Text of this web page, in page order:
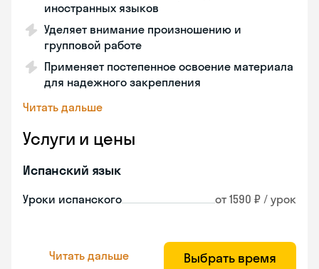
иностранных языков
Уделяет внимание произношению и
групповой работе
Применяет постепенное освоение материала
для надежного закрепления
Читать дальше
Услуги и цены
Испанский язык
Уроки испанского от 1590 ₽ / урок
Читать дальше Выбрать время